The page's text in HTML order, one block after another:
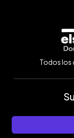
Todos los